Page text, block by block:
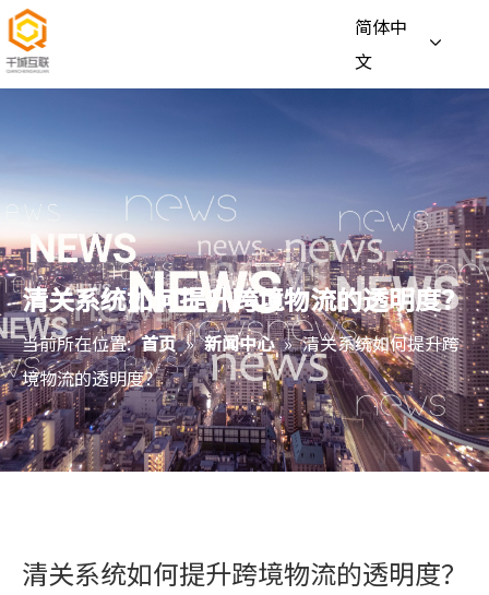
简体中
文
清关系统如何提升跨境物流的透明度？
当前所在位置: 首页 » 新闻中心 » 清关系统如何提升跨
境物流的透明度？
清关系统如何提升跨境物流的透明度？